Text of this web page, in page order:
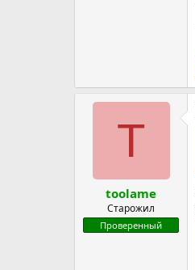
T
toolame
Старожил
Проверенный